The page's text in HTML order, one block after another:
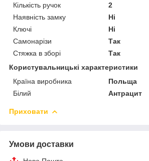
Кількість ручок
2
Наявність замку
Ні
Ключі
Ні
Самонарізи
Так
Стяжка в зборі
Так
Користувальницькі характеристики
Країна виробника
Польща
Білий
Антрацит
Приховати
Умови доставки